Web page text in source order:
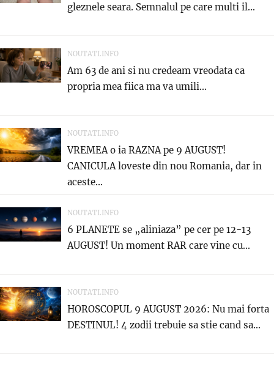
gleznele seara. Semnalul pe care multi il...
NOUTATI.INFO
Am 63 de ani si nu credeam vreodata ca
propria mea fiica ma va umili...
NOUTATI.INFO
VREMEA o ia RAZNA pe 9 AUGUST!
CANICULA loveste din nou Romania, dar in
aceste...
NOUTATI.INFO
6 PLANETE se „aliniaza” pe cer pe 12-13
AUGUST! Un moment RAR care vine cu...
NOUTATI.INFO
HOROSCOPUL 9 AUGUST 2026: Nu mai forta
DESTINUL! 4 zodii trebuie sa stie cand sa...